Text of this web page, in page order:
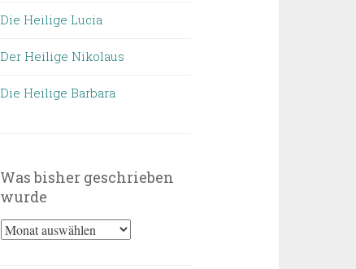
Die Heilige Lucia
Der Heilige Nikolaus
Die Heilige Barbara
Was bisher geschrieben
wurde
Was